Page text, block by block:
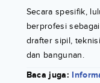
Secara spesifik,
berprofesi
drafter sipil,
dan bangunan.
Baca juga: